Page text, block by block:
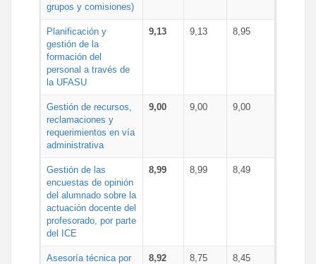
grupos y comisiones)
Planificación y
gestión de la
formación del
personal a través de
la UFASU
9,13 9,13 8,95
Gestión de recursos,
reclamaciones y
requerimientos en vía
administrativa
9,00 9,00 9,00
Gestión de las
encuestas de opinión
del alumnado sobre la
actuación docente del
profesorado, por parte
del ICE
8,99 8,99 8,49
Asesoría técnica por
8,92 8,75 8,45